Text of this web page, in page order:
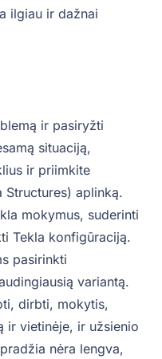
ilgiau ir dažnai
ir pasiryžti
situaciją,
ir priimkite
Structures) aplinką.
mokymus, suderinti
Tekla konfigūraciją.
pasirinkti
variantą.
dirbti, mokytis,
ir vietinėje, ir užsienio
nėra lengva,